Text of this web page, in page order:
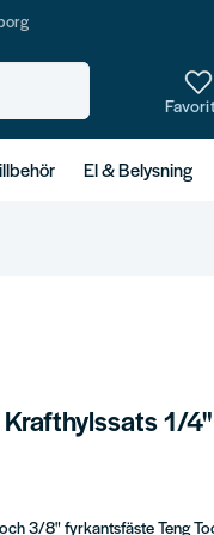
El & Belysning
Krafthylssats 1/
3/8" fyrkantsfäste Teng